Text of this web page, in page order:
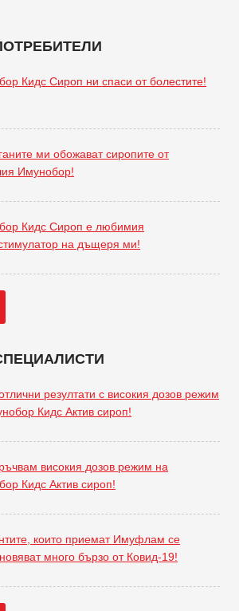
Кидс Сироп ни спаси от болестите!
ми обожават сиропите от
Имунобор!
Кидс Сироп е любимия
на дъщеря ми!
резултати с високия дозов режим
Кидс Актив сироп!
високия дозов режим на
Кидс Актив сироп!
които приемат Имуфлам се
много бързо от Ковид-19!